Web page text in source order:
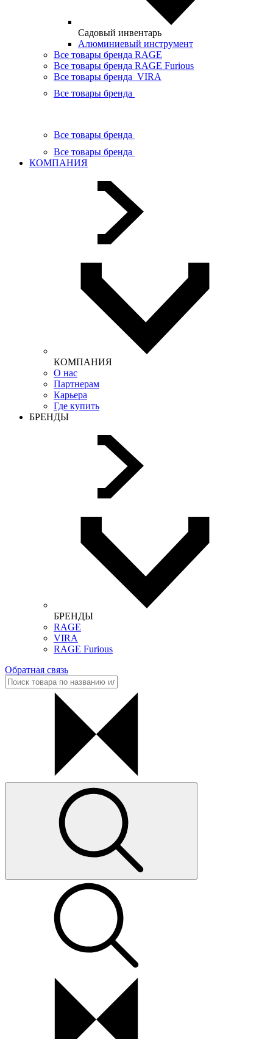
Садовый инвентарь
Алюминиевый инструмент
Все товары бренда RAGE
Все товары бренда RAGE Furious
Все товары бренда VIRA
Все товары бренда
Все товары бренда
Все товары бренда
КОМПАНИЯ
КОМПАНИЯ
О нас
Партнерам
Карьера
Где купить
БРЕНДЫ
БРЕНДЫ
RAGE
VIRA
RAGE Furious
Обратная связь